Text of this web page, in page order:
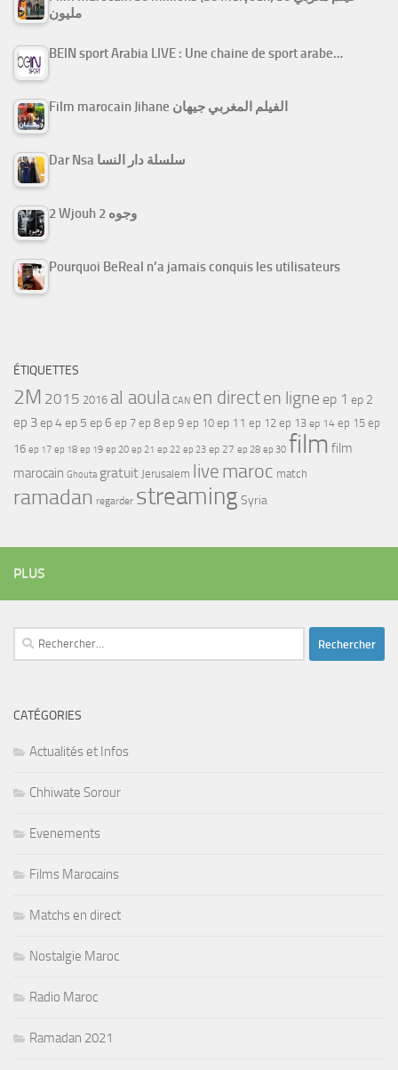
مليون
BEIN sport Arabia LIVE : Une chaine de sport arabe…
Film marocain Jihane الفيلم المغربي جيهان
Dar Nsa سلسلة دار النسا
2 Wjouh 2 وجوه
Pourquoi BeReal n’a jamais conquis les utilisateurs
ÉTIQUETTES
2M 2015 2016 al aoula CAN en directen ligne ep 1 ep 2
ep 3ep 4ep 5 ep 6 ep 7 ep 8 ep 9 ep 10 ep 11 ep 12 ep 13 ep 14 ep 15 ep
16 ep 17 ep 18 ep 19 ep 20 ep 21 ep 22 ep 23 ep 27 ep 28 ep 30 film film
marocain Ghouta gratuit Jerusalem live maroc match
ramadan regarder streamingSyria
PLUS
Rechercher :
CATÉGORIES
Actualités et Infos
Chhiwate Sorour
Evenements
Films Marocains
Matchs en direct
Nostalgie Maroc
Radio Maroc
Ramadan 2021